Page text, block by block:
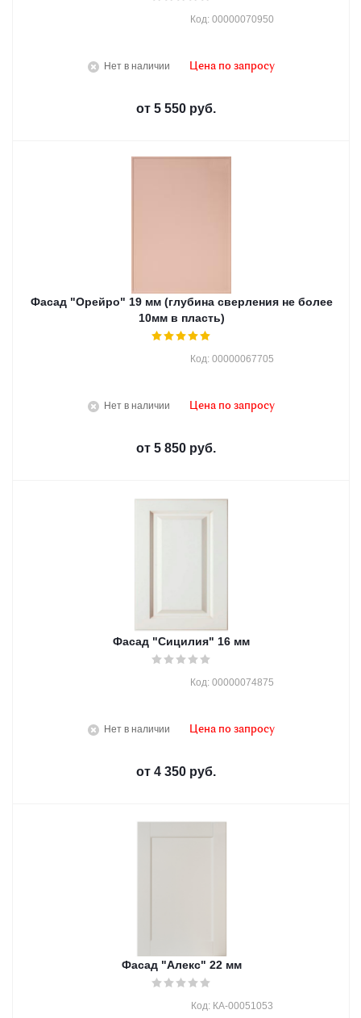
Нет в наличии
Код: 00000070950
Цена по запросу
от 5 550 руб.
Фасад "Орейро" 19 мм (глубина сверления не более
10мм в пласть)
Нет в наличии
Код: 00000067705
Цена по запросу
от 5 850 руб.
Фасад "Сицилия" 16 мм
Нет в наличии
Код: 00000074875
Цена по запросу
от 4 350 руб.
Фасад "Алекс" 22 мм
Код: КА-00051053